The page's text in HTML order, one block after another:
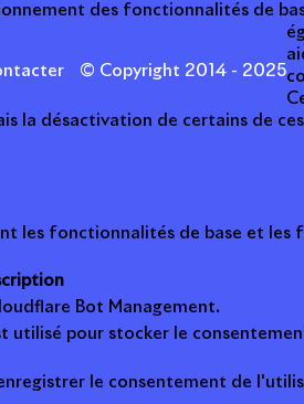
© Copyright 2014 - 2025
des fonctionnalités de
la désactivation de certains de
les fonctionnalités de base et les
Bot Management.
utilisé pour stocker le
le consentement de